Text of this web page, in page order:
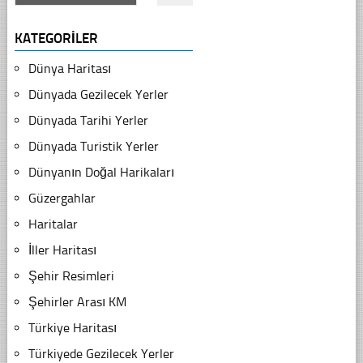
KATEGORILER
Dünya Haritası
Dünyada Gezilecek Yerler
Dünyada Tarihi Yerler
Dünyada Turistik Yerler
Dünyanın Doğal Harikaları
Güzergahlar
Haritalar
İller Haritası
Şehir Resimleri
Şehirler Arası KM
Türkiye Haritası
Türkiyede Gezilecek Yerler